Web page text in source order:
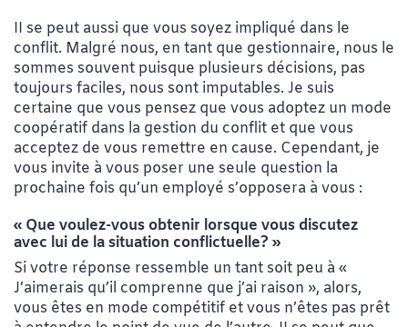
II se peut aussi que vous soyez impliqué dans le
conflit. Malgré nous, en tant que gestionnaire, nous le
sommes souvent puisque plusieurs décisions, pas
toujours faciles, nous sont imputables. Je suis
certaine que vous pensez que vous adoptez un mode
coopératif dans la gestion du conflit et que vous
acceptez de vous remettre en cause. Cependant, je
vous invite à vous poser une seule question la
prochaine fois qu’un employé s’opposera à vous :
« Que voulez-vous obtenir lorsque vous discutez
avec lui de la situation conflictuelle? »
Si votre réponse ressemble un tant soit peu à «
J’aimerais qu’il comprenne que j’ai raison », alors,
vous êtes en mode compétitif et vous n’êtes pas prêt